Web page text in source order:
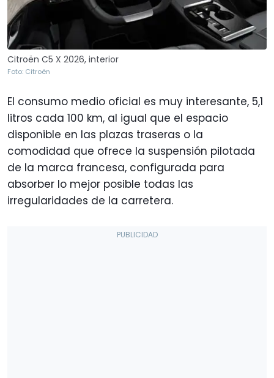
Citroën C5 X 2026, interior
Foto: Citroën
El consumo medio oficial es muy interesante, 5,1
litros cada 100 km, al igual que el espacio
disponible en las plazas traseras o la
comodidad que ofrece la suspensión pilotada
de la marca francesa, configurada para
absorber lo mejor posible todas las
irregularidades de la carretera.